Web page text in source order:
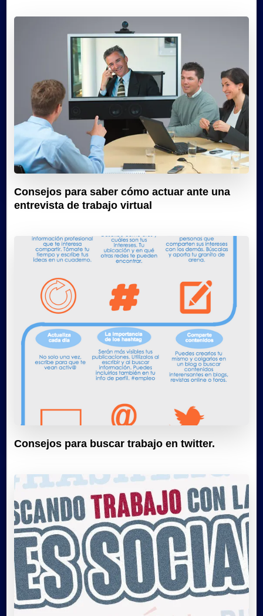
Consejos para saber cómo actuar ante una
entrevista de trabajo virtual
Consejos para buscar trabajo en twitter.